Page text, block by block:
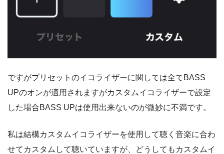
ですがプリセットのイコライザーに関しては全てBASS
UPのオンが適用されますがカスタムイコライザーで設定
した場合BASS UPは使用出来ないのが微妙に不満です。
私は結構カスタムイコライザーを使用して聴く音楽に合わ
せてカスタムして聴いていますが、どうしてもカスタムイ